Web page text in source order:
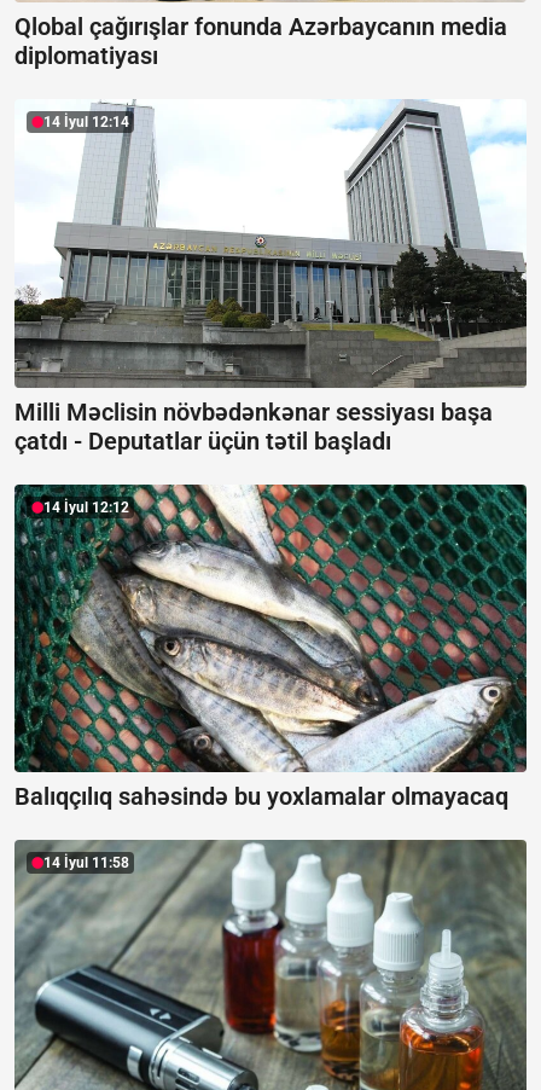
Qlobal çağırışlar fonunda Azərbaycanın media
diplomatiyası
14 İyul 12:14
Milli Məclisin növbədənkənar sessiyası başa
çatdı - Deputatlar üçün tətil başladı
14 İyul 12:12
Balıqçılıq sahəsində bu yoxlamalar olmayacaq
14 İyul 11:58